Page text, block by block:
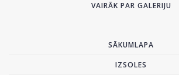
VAIRĀK PAR GALERIJU
SĀKUMLAPA
IZSOLES